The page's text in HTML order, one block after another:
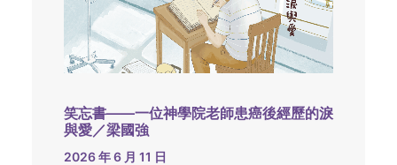
笑忘書——一位神學院老師患癌後經歷的淚
與愛／梁國強
2026 年 6 月 11 日